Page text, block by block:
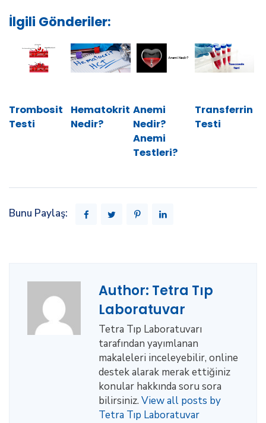
İlgili Gönderiler:
Trombosit
Testi
Hematokrit
Nedir?
Anemi
Nedir?
Anemi
Testleri?
Transferrin
Testi
Bunu Paylaş:
Author: Tetra Tıp
Laboratuvar
Tetra Tıp Laboratuvarı
tarafından yayımlanan
makaleleri inceleyebilir, online
destek alarak merak ettiğiniz
konular hakkında soru sora
bilirsiniz. View all posts by
Tetra Tıp Laboratuvar